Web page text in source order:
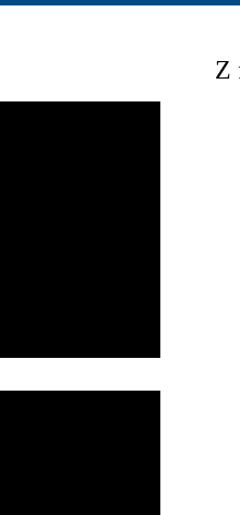
Z